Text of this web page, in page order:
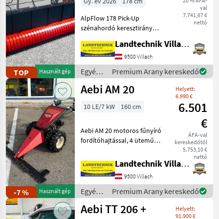
TOP Használt gép
val
7.741,67 €
nettó
AlpFlow 178 Pick-Up
szénahordó keresztirányú
oldallapokkal,
rögzítőperemmel az Aebi
motoros fűnyíróhoz, a
szállítószalag balra és
jobbra átkapcs
Landtechnik Villach GmbH
9500 Villach
Egyéb
mezőgazdasági
erőgépek
Premium Arany kereskedő
-7 % Használt gép
Aebi AM 20
Helyett:
6.990 €
6.501
€
ÁFA-val
kereskedőtől
5.753,10 €
nettó
10 LE/7 kW 160 cm
Aebi AM 20 motoros fűnyíró
fordítóhajtással, 4 ütemű
vágókerettel, 2 súlytalppal
és 1 tartalék késsel, 5.0-10-
es gumikerekekkel és
ikerkerekekkel,
Landtechnik Villach GmbH
9500 Villach
Egyéb
mezőgazdasági
erőgépek
Premium Arany kereskedő
Aebi TT 206 +
Helyett:
91.900 €